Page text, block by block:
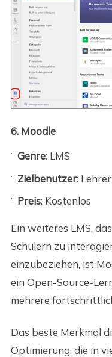
6. Moodle
Genre: LMS
Zielbenutzer:
Preis: Kostenlos
Ein weiteres LMS,
Schülern zu
einzubeziehen, ist
ein Open-Source-
mehrere
Das beste Merkmal
Optimierung, die in